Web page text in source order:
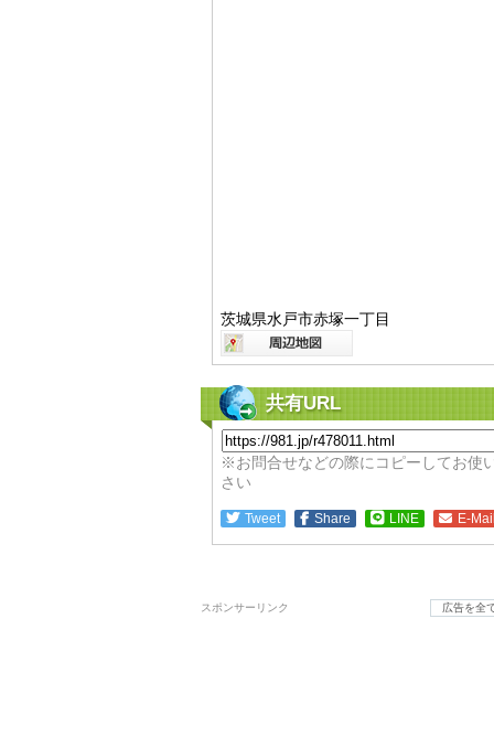
茨城県水戸市赤塚一丁目
共有URL
※お問合せなどの際にコピーしてお使
さい
Tweet Share LINE E-
スポンサーリンク 広告を全